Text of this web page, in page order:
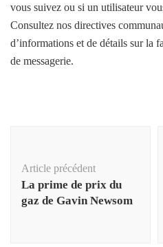
vous suivez ou si un utilisateur
Consultez nos directives
d’informations et de détails sur la
de messagerie.
Article précédent
La prime de prix du
gaz de Gavin Newsom